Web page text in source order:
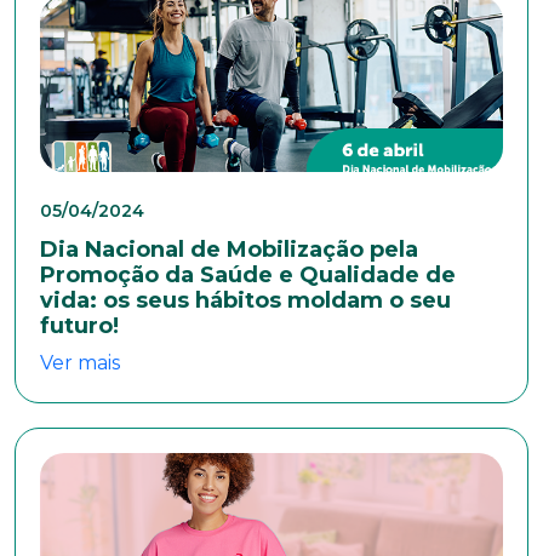
05/04/2024
Dia Nacional de Mobilização pela
Promoção da Saúde e Qualidade de
vida: os seus hábitos moldam o seu
futuro!
Ver mais
Cidade
Naturalidade
Idade